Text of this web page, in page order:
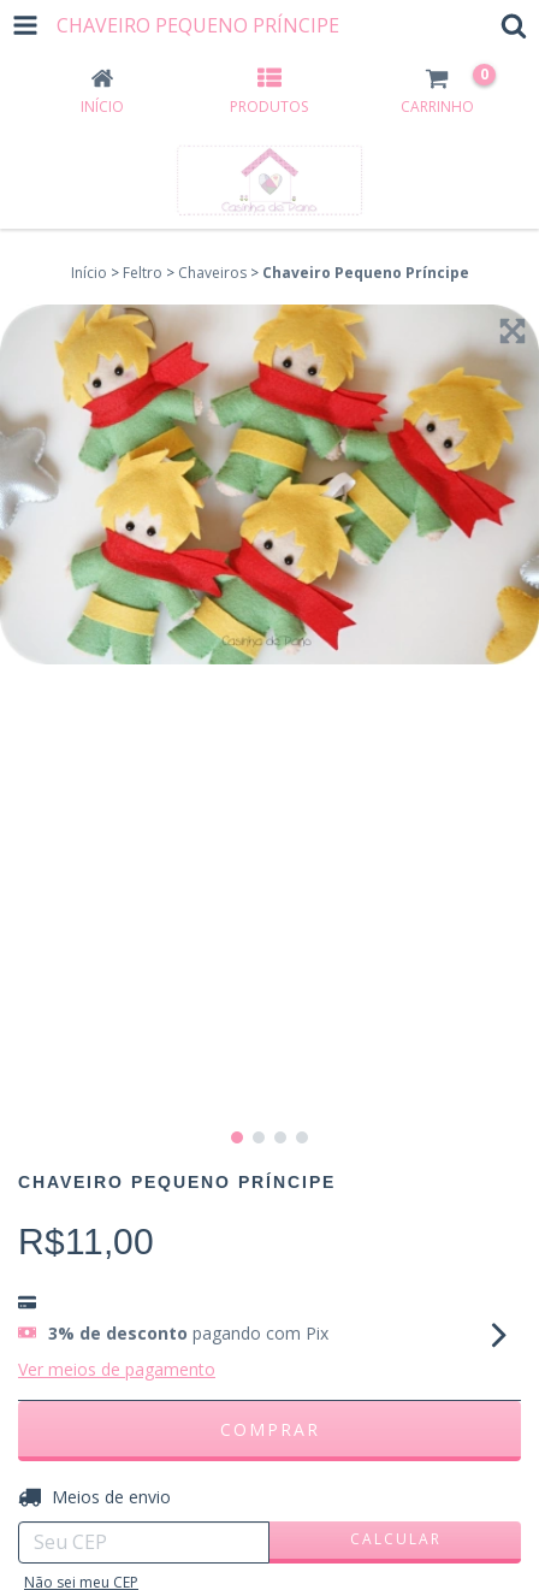
CHAVEIRO PEQUENO PRÍNCIPE
INÍCIO PRODUTOS CARRINHO
0
Início > Feltro > Chaveiros > Chaveiro Pequeno Príncipe
CHAVEIRO PEQUENO PRÍNCIPE
R$11,00
3% de desconto pagando com Pix
Ver meios de pagamento
Entregas para o CEP:
Meios de envio
CALCULAR
Não sei meu CEP